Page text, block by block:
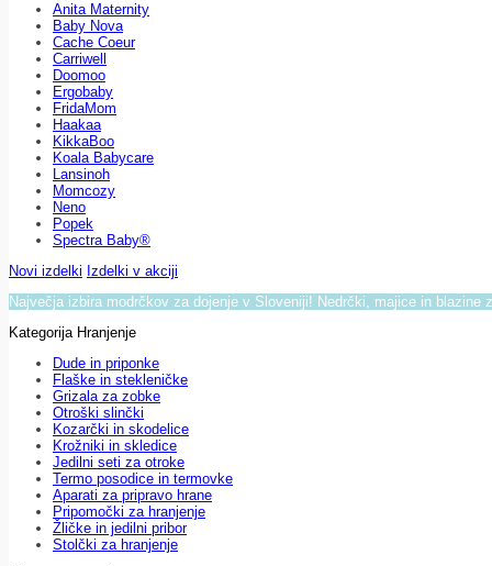
Anita Maternity
Baby Nova
Cache Coeur
Carriwell
Doomoo
Ergobaby
FridaMom
Haakaa
KikkaBoo
Koala Babycare
Lansinoh
Momcozy
Neno
Popek
Spectra Baby®
Novi izdelki Izdelki v akciji
Največja izbira modrčkov za dojenje v Sloveniji! Nedrčki, majice in blazine
Kategorija Hranjenje
Dude in priponke
Flaške in stekleničke
Grizala za zobke
Otroški slinčki
Kozarčki in skodelice
Krožniki in skledice
Jedilni seti za otroke
Termo posodice in termovke
Aparati za pripravo hrane
Pripomočki za hranjenje
Žličke in jedilni pribor
Stolčki za hranjenje